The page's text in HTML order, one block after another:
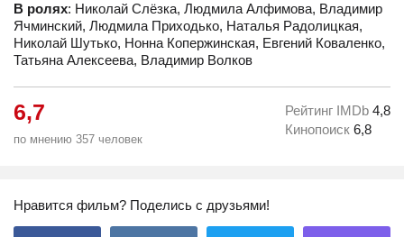
В ролях: Николай Слёзка, Людмила Алфимова, Владимир
Ячминский, Людмила Приходько, Наталья Радолицкая,
Николай Шутько, Нонна Копержинская, Евгений Коваленко,
Татьяна Алексеева, Владимир Волков
6,7
по мнению 357 человек
Рейтинг IMDb 4,8
Кинопоиск 6,8
Нравится фильм? Поделись с друзьями!